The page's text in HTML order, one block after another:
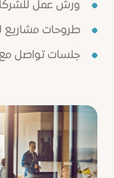
ورش عمل
طروحات مشاريع
جلسات تواصل مع